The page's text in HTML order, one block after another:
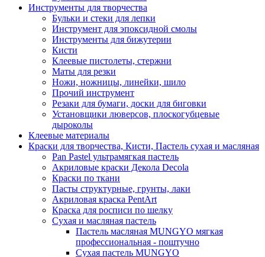
Инструменты для творчества
Бульки и стеки для лепки
Инструмент для эпоксидной смолы
Инструменты для бижутерии
Кисти
Клеевые пистолеты, стержни
Маты для резки
Ножи, ножницы, линейки, шило
Прочий инструмент
Резаки для бумаги, доски для биговки
Установщики люверсов, плоскогубцевые
дыроколы
Клеевые материалы
Краски для творчества, Кисти, Пастель сухая и масляная
Pan Pastel ультрамягкая пастель
Акриловые краски Декола Decola
Краски по ткани
Пасты структурные, грунты, лаки
Акриловая краска PentArt
Краска для росписи по шелку
Cухая и масляная пастель
Пастель масляная MUNGYO мягкая
профессиональная - поштучно
Сухая пастель MUNGYO